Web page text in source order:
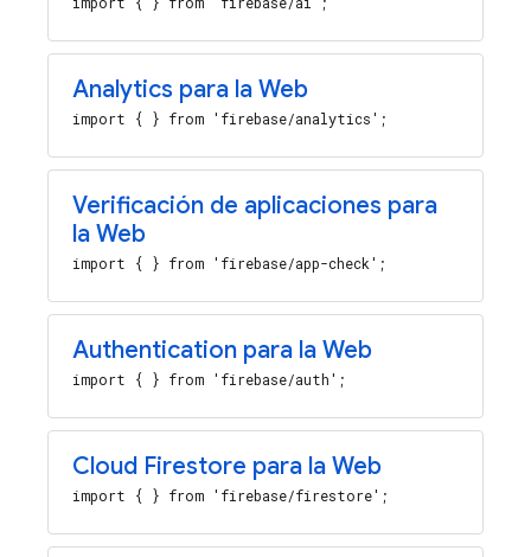
Analytics para la Web
import { } from 'firebase/analytics';
Verificación de aplicaciones para
la Web
import { } from 'firebase/app-check';
Authentication para la Web
import { } from 'firebase/auth';
Cloud Firestore para la Web
import { } from 'firebase/firestore';